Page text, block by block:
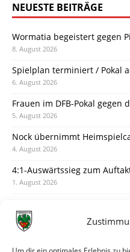
NEUESTE BEITRÄGE
Wormatia begeistert gegen
8. August 2026
Spielplan terminiert / Pokal
6. August 2026
Frauen im DFB-Pokal gegen
5. August 2026
Nock übernimmt
4. August 2026
4:1-Auswärtssieg zum
1. August 2026
31. Juli 2026
30. Juli 2026